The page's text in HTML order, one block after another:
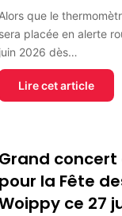
que le
sera placée en alerte
juin 2026 dès…
Lire cet article
Grand
pour la Fête
ce 27